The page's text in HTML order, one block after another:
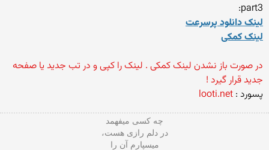
part3:
لینک دانلود پرسرعت
لینک کمکی
در صورت باز نشدن لینک کمکی . لینک را کپی و در تب جدید یا صفحه
جدید قرار گیرد !
پسورد : looti.net
چه کسی میفهمد
در دلم رازی هست،
میسپارم آن را